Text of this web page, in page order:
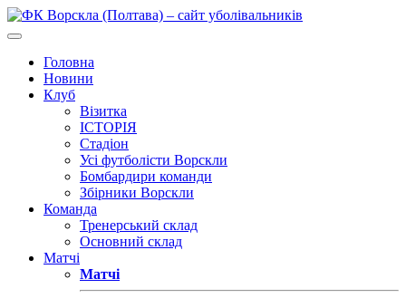
Головна
Новини
Клуб
Візитка
ІСТОРІЯ
Стадіон
Усі футболісти Ворскли
Бомбардири команди
Збірники Ворскли
Команда
Тренерський склад
Основний склад
Матчі
Матчі